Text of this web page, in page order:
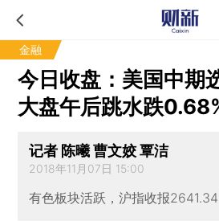
金融
今日收盘：美国中期
大盘午后跳水跌
记者 陈曦 曹文姣 覃洁
2018年11月07日 15:00
有色板块活跃，沪指收报